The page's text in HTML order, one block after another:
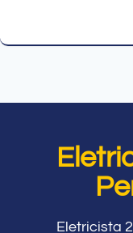
Eletricista